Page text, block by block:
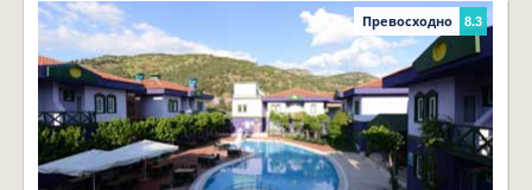
Превосходно 8.3